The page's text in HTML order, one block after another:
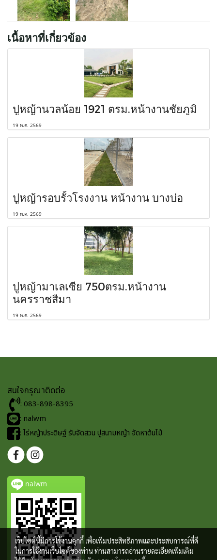
เนื้อหาที่เกี่ยวข้อง
ปูหญ้านวลน้อย 1921 ตรม.หน้างานชัยภูมิ
19 พ.ค. 2569
ปูหญ้ารอบรั้วโรงงาน หน้างาน บางบ่อ
19 พ.ค. 2569
ปูหญ้ามาเลเซีย 750ตรม.หน้างาน
นครราชสีมา
19 พ.ค. 2569
สนใจกรุณาติดต่อ
: 083-898-8395
: nalwm
: ไร่หญ้าประดิษฐ์ รับจัดสวน ปูสนามหญ้า จัดหาต้นไม้
nalwm
เว็บไซต์นี้มีการใช้งานคุกกี้ เพื่อเพิ่มประสิทธิภาพและประสบการณ์ที่ดี
ในการใช้งานเว็บไซต์ของท่าน ท่านสามารถอ่านรายละเอียดเพิ่มเติม